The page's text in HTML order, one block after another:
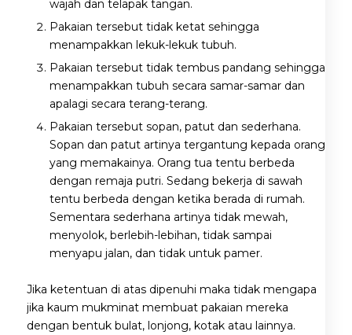
wajah dan telapak tangan.
Pakaian tersebut tidak ketat sehingga
menampakkan lekuk-lekuk tubuh.
Pakaian tersebut tidak tembus pandang sehingga
menampakkan tubuh secara samar-samar dan
apalagi secara terang-terang.
Pakaian tersebut sopan, patut dan sederhana.
Sopan dan patut artinya tergantung kepada orang
yang memakainya. Orang tua tentu berbeda
dengan remaja putri. Sedang bekerja di sawah
tentu berbeda dengan ketika berada di rumah.
Sementara sederhana artinya tidak mewah,
menyolok, berlebih-lebihan, tidak sampai
menyapu jalan, dan tidak untuk pamer.
Jika ketentuan di atas dipenuhi maka tidak mengapa
jika kaum mukminat membuat pakaian mereka
dengan bentuk bulat, lonjong, kotak atau lainnya.